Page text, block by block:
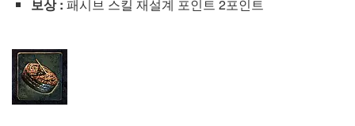
보상 : 패시브 스킬 재설계 포인트 2포인트